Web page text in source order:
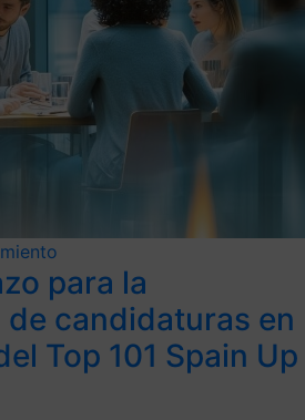
para la
candidaturas en
Top 101 Spain Up